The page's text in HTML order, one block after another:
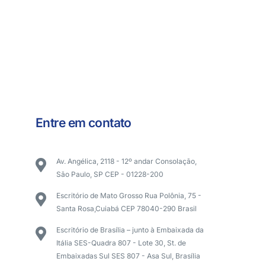
Entre em contato
Av. Angélica, 2118 - 12º andar Consolação,
São Paulo, SP CEP - 01228-200
Escritório de Mato Grosso Rua Polônia, 75 -
Santa Rosa,Cuiabá CEP 78040-290 Brasil
Escritório de Brasília – junto à Embaixada da
Itália SES-Quadra 807 - Lote 30, St. de
Embaixadas Sul SES 807 - Asa Sul, Brasília